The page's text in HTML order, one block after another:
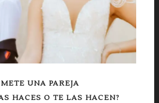
UNA PAREJA
HACES O TE LAS HACEN?